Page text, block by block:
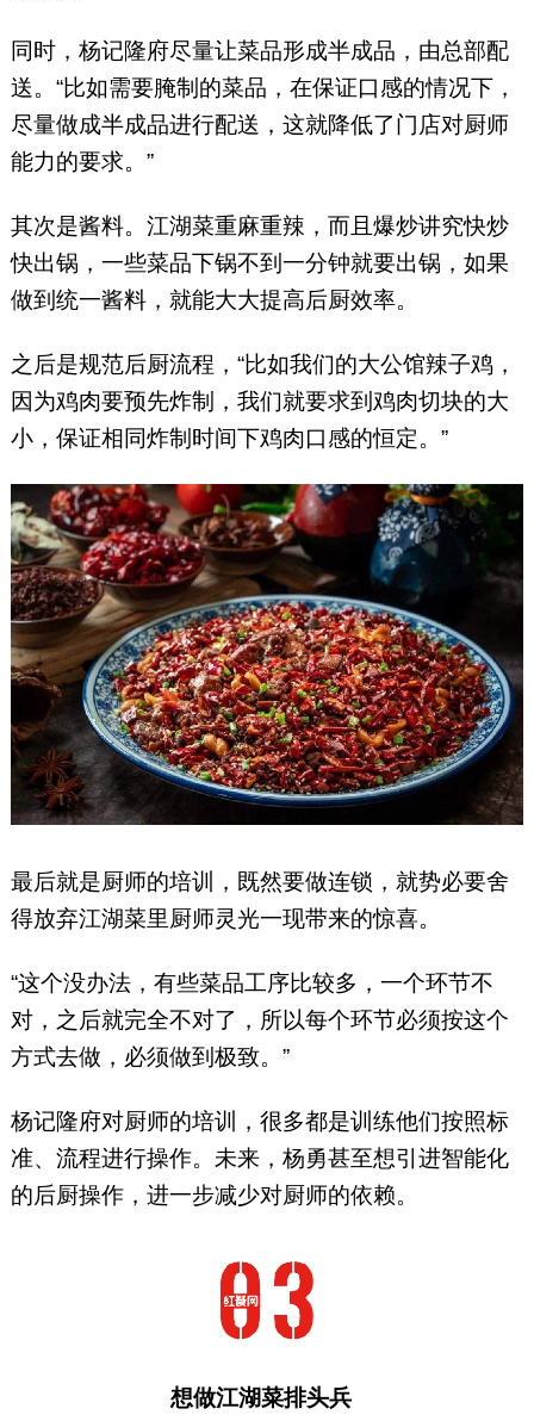
同时，杨记隆府尽量让菜品形成半成品，由总部配
送。“比如需要腌制的菜品，在保证口感的情况下，
尽量做成半成品进行配送，这就降低了门店对厨师
能力的要求。”
其次是酱料。江湖菜重麻重辣，而且爆炒讲究快炒
快出锅，一些菜品下锅不到一分钟就要出锅，如果
做到统一酱料，就能大大提高后厨效率。
之后是规范后厨流程，“比如我们的大公馆辣子鸡，
因为鸡肉要预先炸制，我们就要求到鸡肉切块的大
小，保证相同炸制时间下鸡肉口感的恒定。”
最后就是厨师的培训，既然要做连锁，就势必要舍
得放弃江湖菜里厨师灵光一现带来的惊喜。
“这个没办法，有些菜品工序比较多，一个环节不
对，之后就完全不对了，所以每个环节必须按这个
方式去做，必须做到极致。”
杨记隆府对厨师的培训，很多都是训练他们按照标
准、流程进行操作。未来，杨勇甚至想引进智能化
的后厨操作，进一步减少对厨师的依赖。
想做江湖菜排头兵